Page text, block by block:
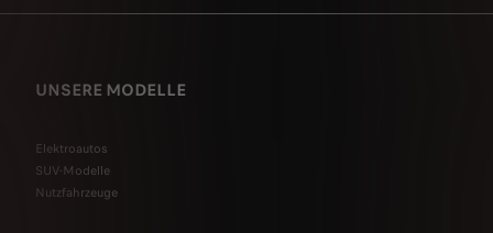
UNSERE MODELLE
Elektroautos
SUV-Modelle
Nutzfahrzeuge